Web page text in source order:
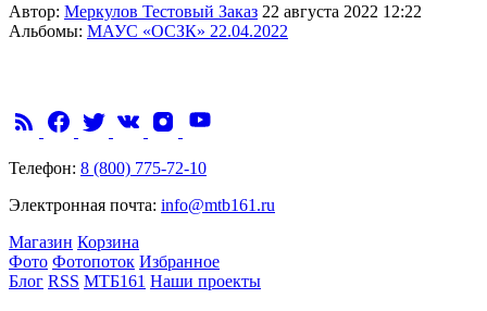
Автор: Меркулов Тестовый Заказ 22 августа 2022 12:22
Альбомы: МАУС «ОСЗК» 22.04.2022
Телефон: 8 (800) 775-72-10
Электронная почта: info@mtb161.ru
Магазин Корзина
Фото Фотопоток Избранное
Блог RSS МТБ161 Наши проекты